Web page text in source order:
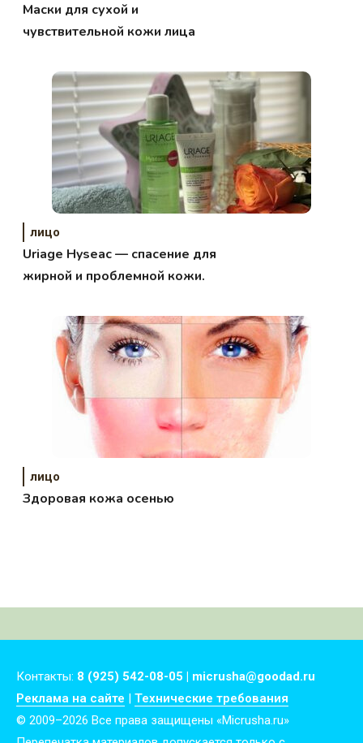
Маски для сухой и
чувствительной кожи лица
лицо
Uriage Hyseac — спасение для
жирной и проблемной кожи.
лицо
Здоровая кожа осенью
Контакты: 8 (925) 542-08-05 | micrusha@goodad.ru
Реклама на сайте | Технические требования
© 2009–2026 Все права защищены «Micrusha.ru»